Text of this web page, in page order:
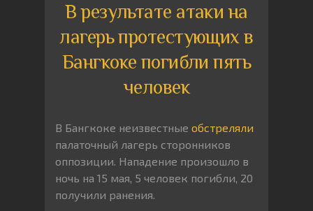
В результате атаки на
лагерь протестующих в
Бангкоке погибли пять
человек
В Бангкоке неизвестные обстреляли
палаточный лагерь сторонников
оппозиции. Нападение произошло в
ночь на 15 мая, 5 человек погибли, 20
получили ранения.